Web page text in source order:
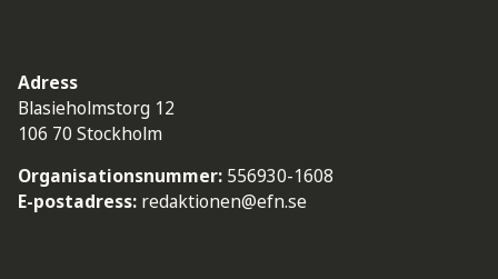
Adress
Blasieholmstorg 12
106 70 Stockholm
Organisationsnummer: 556930-1608
E-postadress: redaktionen@efn.se